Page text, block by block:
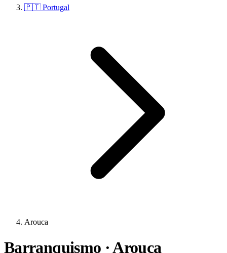
🇵🇹 Portugal
Arouca
Barranquismo · Arouca